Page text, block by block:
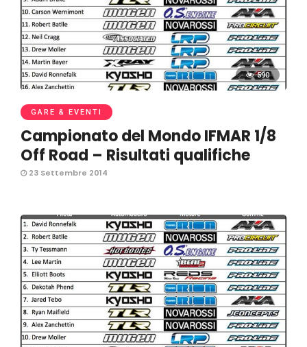
590
GARE & EVENTI
Campionato del Mondo IFMAR 1/8
Off Road – Risultati qualifiche
23 Settembre 2014